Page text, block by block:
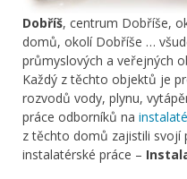
Dobříš, centrum Dobříše,
domů, okolí Dobříše …
průmyslových a veřejných
Každý z těchto objektů je
rozvodů vody, plynu,
práce odborníků na
z těchto domů zajistili svojí
instalatérské práce –